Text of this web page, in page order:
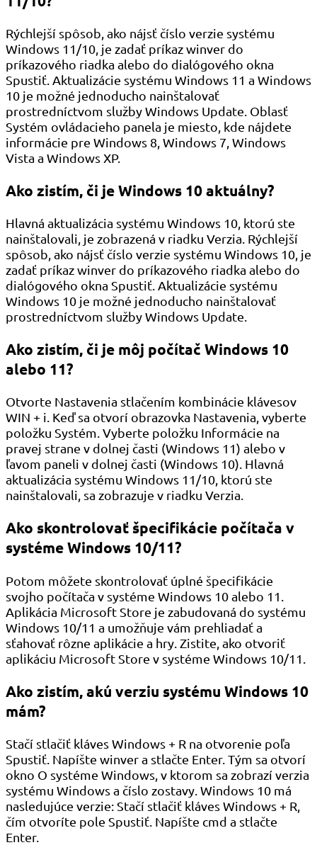
Rýchlejší spôsob, ako nájsť číslo verzie systému
Windows 11/10, je zadať príkaz winver do
príkazového riadka alebo do dialógového okna
Spustiť. Aktualizácie systému Windows 11 a Windows
10 je možné jednoducho nainštalovať
prostredníctvom služby Windows Update. Oblasť
Systém ovládacieho panela je miesto, kde nájdete
informácie pre Windows 8, Windows 7, Windows
Vista a Windows XP.
Ako zistím, či je Windows 10 aktuálny?
Hlavná aktualizácia systému Windows 10, ktorú ste
nainštalovali, je zobrazená v riadku Verzia. Rýchlejší
spôsob, ako nájsť číslo verzie systému Windows 10, je
zadať príkaz winver do príkazového riadka alebo do
dialógového okna Spustiť. Aktualizácie systému
Windows 10 je možné jednoducho nainštalovať
prostredníctvom služby Windows Update.
Ako zistím, či je môj počítač Windows 10
alebo 11?
Otvorte Nastavenia stlačením kombinácie klávesov
WIN + i. Keď sa otvorí obrazovka Nastavenia, vyberte
položku Systém. Vyberte položku Informácie na
pravej strane v dolnej časti (Windows 11) alebo v
ľavom paneli v dolnej časti (Windows 10). Hlavná
aktualizácia systému Windows 11/10, ktorú ste
nainštalovali, sa zobrazuje v riadku Verzia.
Ako skontrolovať špecifikácie počítača v
systéme Windows 10/11?
Potom môžete skontrolovať úplné špecifikácie
svojho počítača v systéme Windows 10 alebo 11.
Aplikácia Microsoft Store je zabudovaná do systému
Windows 10/11 a umožňuje vám prehliadať a
sťahovať rôzne aplikácie a hry. Zistite, ako otvoriť
aplikáciu Microsoft Store v systéme Windows 10/11.
Ako zistím, akú verziu systému Windows 10
mám?
Stačí stlačiť kláves Windows + R na otvorenie poľa
Spustiť. Napíšte winver a stlačte Enter. Tým sa otvorí
okno O systéme Windows, v ktorom sa zobrazí verzia
systému Windows a číslo zostavy. Windows 10 má
nasledujúce verzie: Stačí stlačiť kláves Windows + R,
čím otvoríte pole Spustiť. Napíšte cmd a stlačte
Enter.